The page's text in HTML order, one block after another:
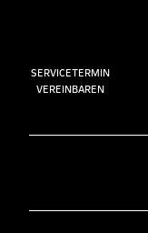
SERVICETERMIN
VEREINBAREN